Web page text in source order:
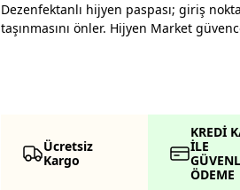
Dezenfektanlı hijyen paspası; giriş
taşınmasını önler. Hijyen Market
Ücretsiz
Kargo
KREDİ
İLE
ÖDEME